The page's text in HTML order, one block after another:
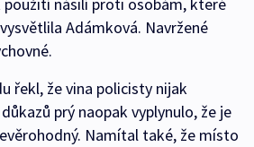
použití násilí proti osobám, které
Adámková. Navržené
řekl, že vina policisty nijak
prý naopak vyplynulo, že je
Namítal také, že místo